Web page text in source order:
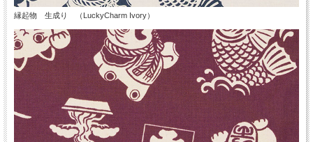
縁起物 生成り （LuckyCharm Ivory）